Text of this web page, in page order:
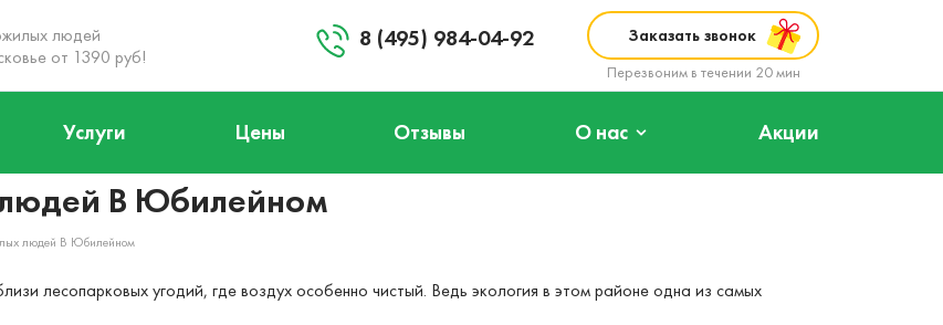
людей
от 1390 руб!
8 (495) 984-04-92 Заказать звонок
Перезвоним в течении 20 мин
Услуги Цены Отзывы О нас Акции
+8 (495) 984-04-92 Заказать звонок
Запланировать визит
В Юбилейном
людей В Юбилейном
лесопарковых угодий, где воздух особенно чистый. Ведь экология в этом районе одна из самых